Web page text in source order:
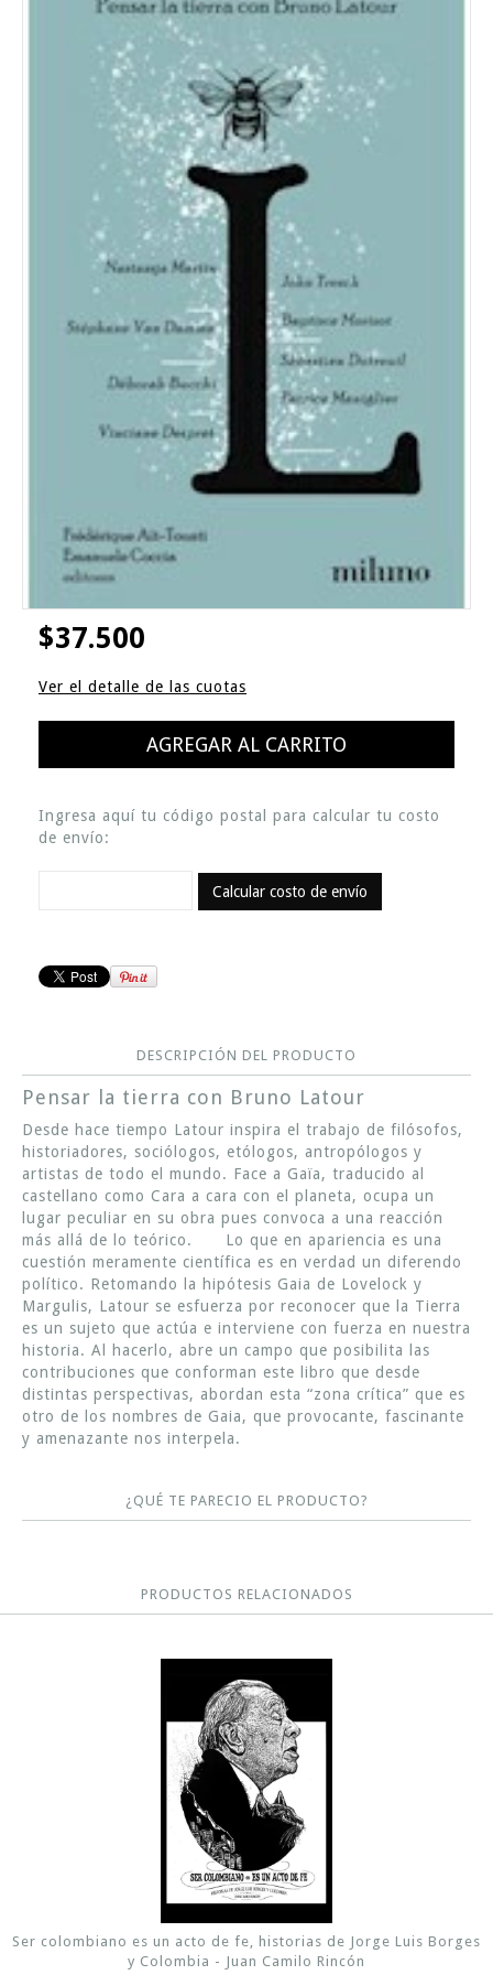
$37.500
Ver el detalle de las cuotas
Ingresa aquí tu código postal para calcular tu costo
de envío:
Calcular costo de envío
DESCRIPCIÓN DEL PRODUCTO
Pensar la tierra con Bruno Latour
Desde hace tiempo Latour inspira el trabajo de filósofos,
historiadores, sociólogos, etólogos, antropólogos y
artistas de todo el mundo. Face a Gaïa, traducido al
castellano como Cara a cara con el planeta, ocupa un
lugar peculiar en su obra pues convoca a una reacción
más allá de lo teórico. Lo que en apariencia es una
cuestión meramente científica es en verdad un diferendo
político. Retomando la hipótesis Gaia de Lovelock y
Margulis, Latour se esfuerza por reconocer que la Tierra
es un sujeto que actúa e interviene con fuerza en nuestra
historia. Al hacerlo, abre un campo que posibilita las
contribuciones que conforman este libro que desde
distintas perspectivas, abordan esta “zona crítica” que es
otro de los nombres de Gaia, que provocante, fascinante
y amenazante nos interpela.
¿QUÉ TE PARECIO EL PRODUCTO?
PRODUCTOS RELACIONADOS
Ser colombiano es un acto de fe, historias de Jorge Luis Borges
y Colombia - Juan Camilo Rincón